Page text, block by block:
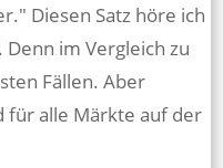
Diesen Satz höre ich
Denn im Vergleich zu
Fällen. Aber
für alle Märkte auf der